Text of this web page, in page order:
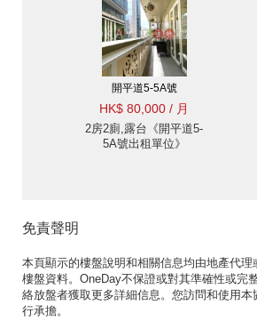
開平道5-5A號
HK$ 80,000 / 月
2房2廁,露台《開平道5-
5A號出租單位》
免責聲明
本頁顯示的樓盤說明和相關信息均由地產代理
樓盤資料。OneDay不保證或對其準確性或完
絡放盤者獲取更多詳細信息。您訪問和使用本
行承擔。